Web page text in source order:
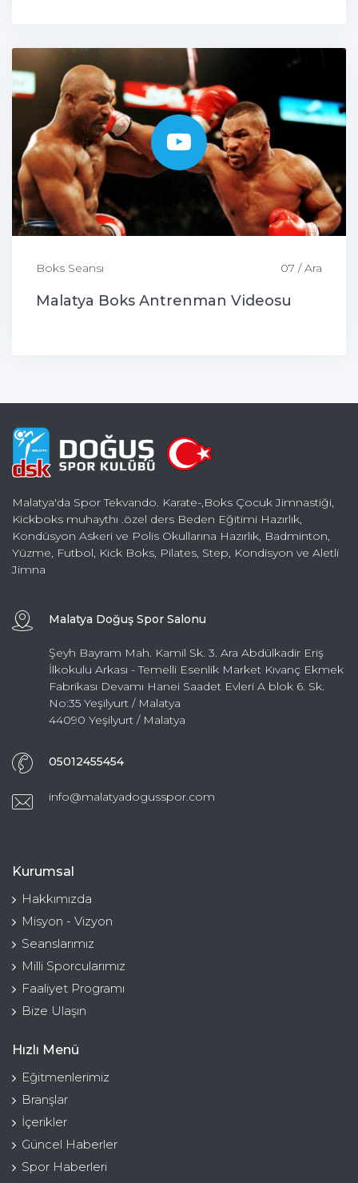
Boks Seansı 07 / Ara
Malatya Boks Antrenman Videosu
Malatya'da Spor Tekvando. Karate-,Boks Çocuk Jimnastiği,
Kickboks muhaythı .özel ders Beden Eğitimi Hazırlık,
Kondüsyon Askeri ve Polis Okullarına Hazırlık, Badminton,
Yüzme, Futbol, Kick Boks, Pilates, Step, Kondisyon ve Aletli
Jimna
Malatya Doğuş Spor Salonu
Şeyh Bayram Mah. Kamil Sk. 3. Ara Abdülkadir Eriş
İlkokulu Arkası - Temelli Esenlik Market Kıvanç Ekmek
Fabrikası Devamı Hanei Saadet Evleri A blok 6. Sk.
No:35 Yeşilyurt / Malatya
44090 Yeşilyurt / Malatya
05012455454
info@malatyadogusspor.com
Kurumsal
Hakkımızda
Misyon - Vizyon
Seanslarımız
Milli Sporcularımız
Faaliyet Programı
Bize Ulaşın
Hızlı Menü
Eğitmenlerimiz
Branşlar
İçerikler
Güncel Haberler
Spor Haberleri